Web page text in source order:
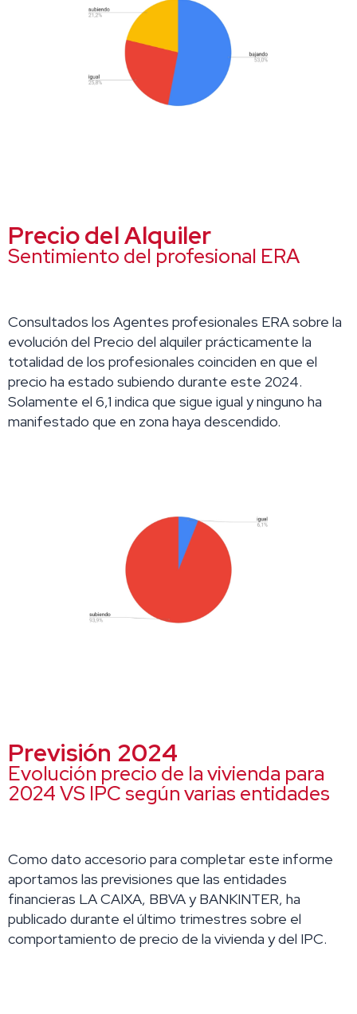
Precio del Alquiler
Sentimiento del profesional ERA
Consultados los Agentes profesionales ERA sobre la
evolución del Precio del alquiler prácticamente la
totalidad de los profesionales coinciden en que el
precio ha estado subiendo durante este 2024.
Solamente el 6,1 indica que sigue igual y ninguno ha
manifestado que en zona haya descendido.
Previsión 2024
Evolución precio de la vivienda para
2024 VS IPC según varias entidades
Como dato accesorio para completar este informe
aportamos las previsiones que las entidades
financieras LA CAIXA, BBVA y BANKINTER, ha
publicado durante el último trimestres sobre el
comportamiento de precio de la vivienda y del IPC.